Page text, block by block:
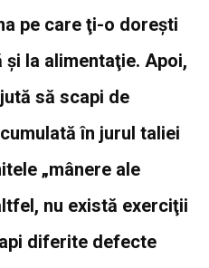
pe care ţi-o doreşti
la alimentaţie. Apoi,
să scapi de
în jurul taliei
„mânere ale
nu există exerciţii
diferite defecte